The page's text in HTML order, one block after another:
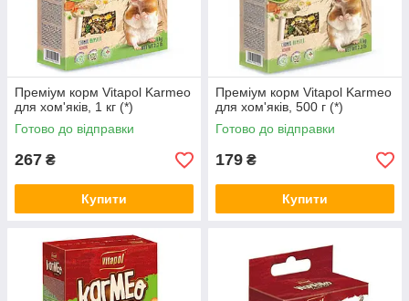
Преміум корм Vitapol Karmeo
для хом'яків, 1 кг (*)
Готово до відправки
267 ₴
Купити
Преміум корм Vitapol Karmeo
для хом'яків, 500 г (*)
Готово до відправки
179 ₴
Купити